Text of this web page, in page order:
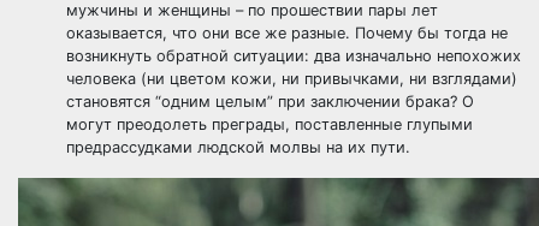
мужчины и женщины – по прошествии пары лет
оказывается, что они все же разные. Почему бы тогда не
возникнуть обратной ситуации: два изначально непохожих
человека (ни цветом кожи, ни привычками, ни взглядами)
становятся “одним целым” при заключении брака? О
могут преодолеть преграды, поставленные глупыми
предрассудками людской молвы на их пути.